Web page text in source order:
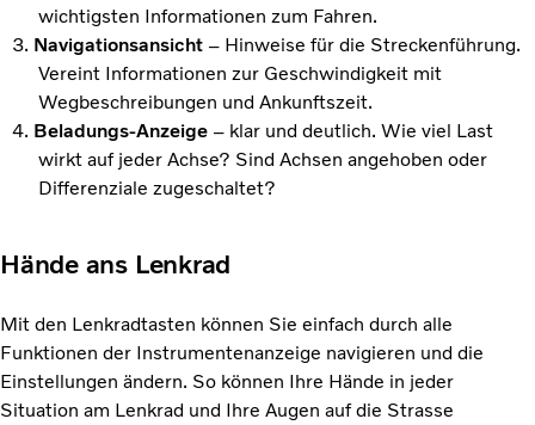
wichtigsten Informationen zum Fahren.
Navigationsansicht– Hinweise für die Streckenführung.
Vereint Informationen zur Geschwindigkeit mit
Wegbeschreibungen und Ankunftszeit.
Beladungs-Anzeige– klar und deutlich. Wie viel Last
wirkt auf jeder Achse? Sind Achsen angehoben oder
Differenziale zugeschaltet?
Hände ans Lenkrad
Mit den Lenkradtasten können Sie einfach durch alle
Funktionen der Instrumentenanzeige navigieren und die
Einstellungen ändern. So können Ihre Hände in jeder
Situation am Lenkrad und Ihre Augen auf die Strasse